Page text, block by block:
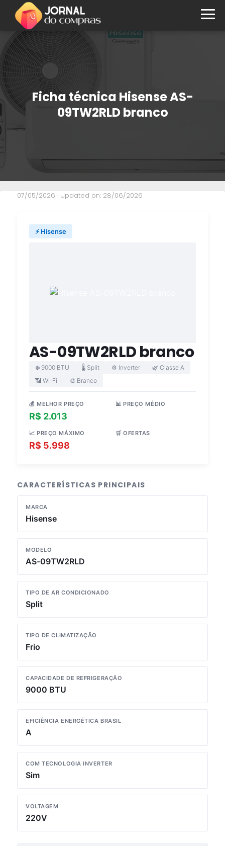
Ficha técnica Hisense AS-
09TW2RLD branco
07/05/2026 · Updated on: 28/06/2026
⚡ Hisense
AS-09TW2RLD branco
❄️ 9000 BTU 🌡️ Split ⚙️ Inverter
🌿 Classe A
📶 Wi-Fi
🎨 Branco
💰 MELHOR PREÇO
R$ 2.013
📊 PREÇO MÉDIO
📈 PREÇO MÁXIMO
R$ 5.998
🛒 OFERTAS
CARACTERÍSTICAS PRINCIPAIS
MARCA
Hisense
MODELO
AS-09TW2RLD
TIPO DE AR CONDICIONADO
Split
TIPO DE CLIMATIZAÇÃO
Frio
CAPACIDADE DE REFRIGERAÇÃO
9000 BTU
EFICIÊNCIA ENERGÉTICA BRASIL
A
COM TECNOLOGIA INVERTER
Sim
VOLTAGEM
220V